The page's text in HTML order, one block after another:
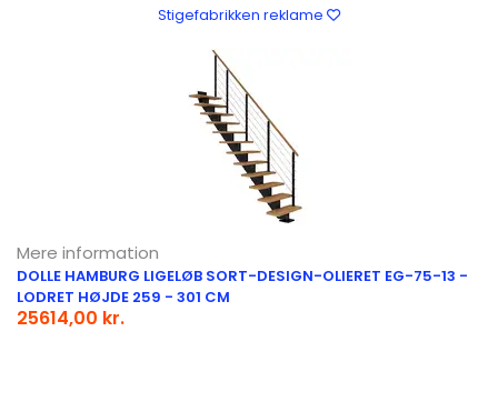
Stigefabrikken reklame
Mere information
DOLLE HAMBURG LIGELØB SORT-DESIGN-OLIERET EG-75-13 -
LODRET HØJDE 259 - 301 CM
25614,00 kr.